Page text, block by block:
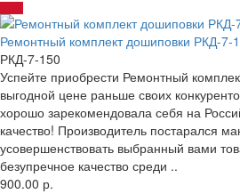
Ремонтный комплект дошиповки РКД-7-
РКД-7-150
Успейте приобрести Ремонтный
выгодной цене раньше своих
хорошо зарекомендовала себя на
качество! Производитель постарался
усовершенствовать выбранный вами
безупречное качество среди ..
900.00 р.